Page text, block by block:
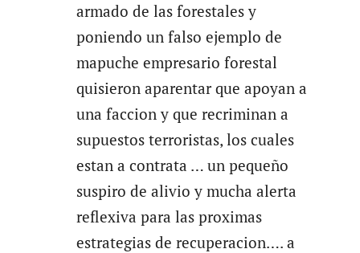
armado de las forestales y
poniendo un falso ejemplo de
mapuche empresario forestal
quisieron aparentar que apoyan a
una faccion y que recriminan a
supuestos terroristas, los cuales
estan a contrata … un pequeño
suspiro de alivio y mucha alerta
reflexiva para las proximas
estrategias de recuperacion…. a